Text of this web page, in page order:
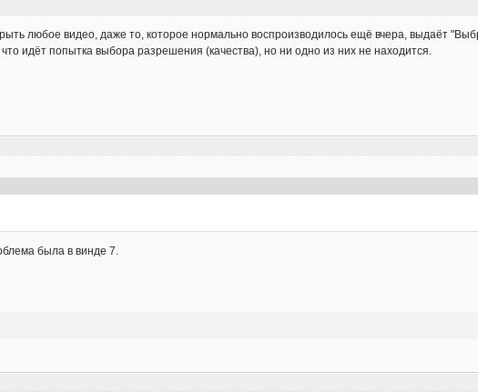
любое видео, даже то, которое нормально воспроизводилось ещё вчера, выдаёт
идёт попытка выбора разрешения (качества), но ни одно из них не находится.
была в винде 7.